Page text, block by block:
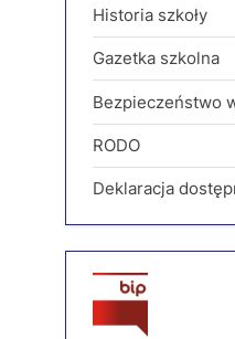
Historia szkoły
Gazetka szkolna
Bezpieczeństwo
RODO
Deklaracja